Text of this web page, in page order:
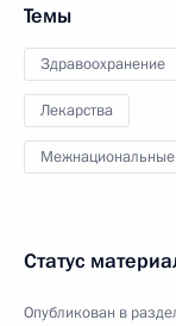
Темы
Здравоохранение
Лекарства
Статус
Опубликован в